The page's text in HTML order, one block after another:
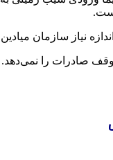
نیاز سازمان
صادرات را نمی‌دهد.